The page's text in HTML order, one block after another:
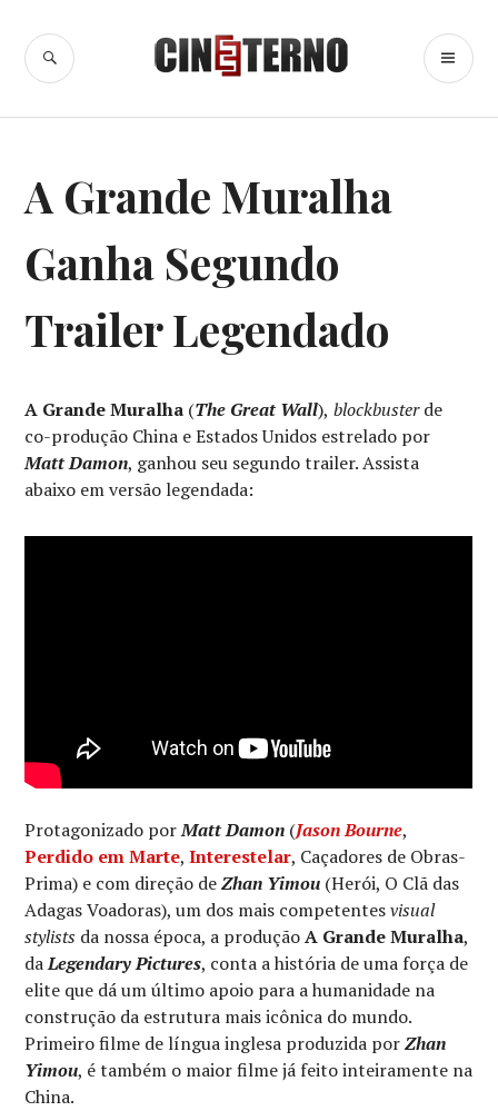
para
conteúdo
Cine Eterno
BUSCA
A Grande Muralha
Ganha Segundo
Trailer Legendado
A Grande Muralha (The Great Wall), blockbusterde
co-produção China e Estados Unidos estrelado por
Matt Damon, ganhou seu segundo trailer. Assista
abaixo em versão legendada:
Protagonizado porMatt Damon (Jason Bourne,
Perdido em Marte,Interestelar, Caçadores de Obras-
Prima) e com direção deZhan Yimou (Herói, O Clã das
Adagas Voadoras), um dos mais competentesvisual
stylists da nossa época, a produçãoA Grande Muralha,
daLegendary Pictures, conta a história de uma força de
elite que dá um último apoio para a humanidade na
construção da estrutura mais icônica do mundo.
Primeiro filme de língua inglesa produzida porZhan
Yimou, é também o maior filme já feito inteiramente na
China.